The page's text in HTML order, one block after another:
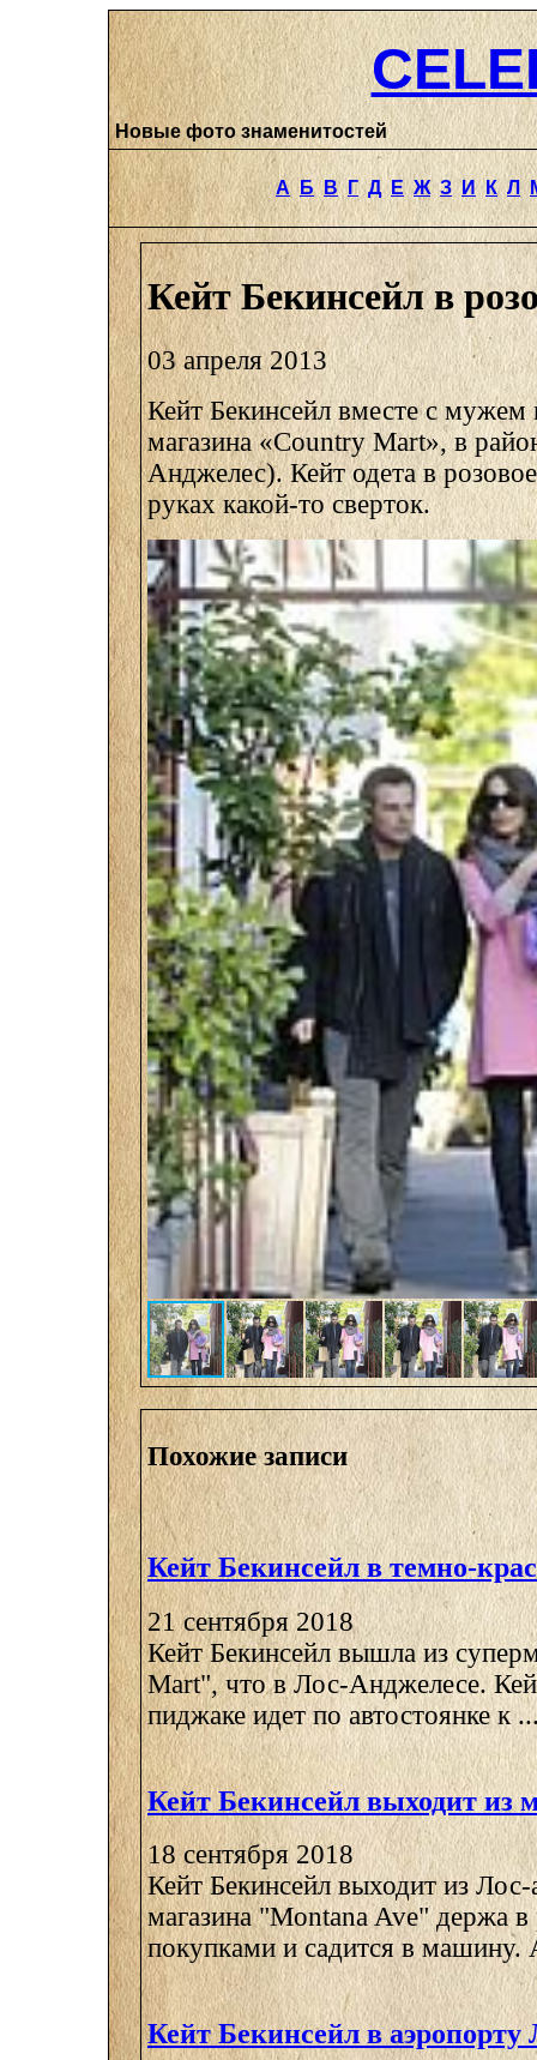
Новые фото знаменитостей
А Б В Г Д Е Ж З И К Л
Кейт Бекинсейл в
03 апреля 2013
Кейт Бекинсейл вместе с мужем
магазина «Country Mart», в
Анджелес). Кейт одета в
руках какой-то сверток.
Похожие записи
Кейт Бекинсейл в темно-
21 сентября 2018
Кейт Бекинсейл вышла из
Mart", что в Лос-Анджелесе.
пиджаке идет по автостоянке к
Кейт Бекинсейл выходит из
18 сентября 2018
Кейт Бекинсейл выходит из Лос-
магазина "Montana Ave" держа
покупками и садится в машину.
Кейт Бекинсейл в аэропорту